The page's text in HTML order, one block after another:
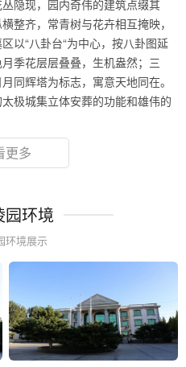
隐现，园内奇伟的建筑点缀其
整齐，常青树与花卉相互掩映，
以“八卦台“为中心，按八卦图延
季花层层叠叠，生机盎然；三
同辉塔为标志，寓意天地同在。
极城集立体安葬的功能和雄伟的
更多
园环境
环境展示